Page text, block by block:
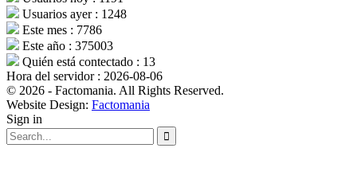
Usuarios ayer : 1248
Este mes : 7786
Este año : 375003
Quién está contectado : 13
Hora del servidor : 2026-08-06
© 2026 - Factomania. All Rights Reserved.
Website Design: Factomania
Sign in